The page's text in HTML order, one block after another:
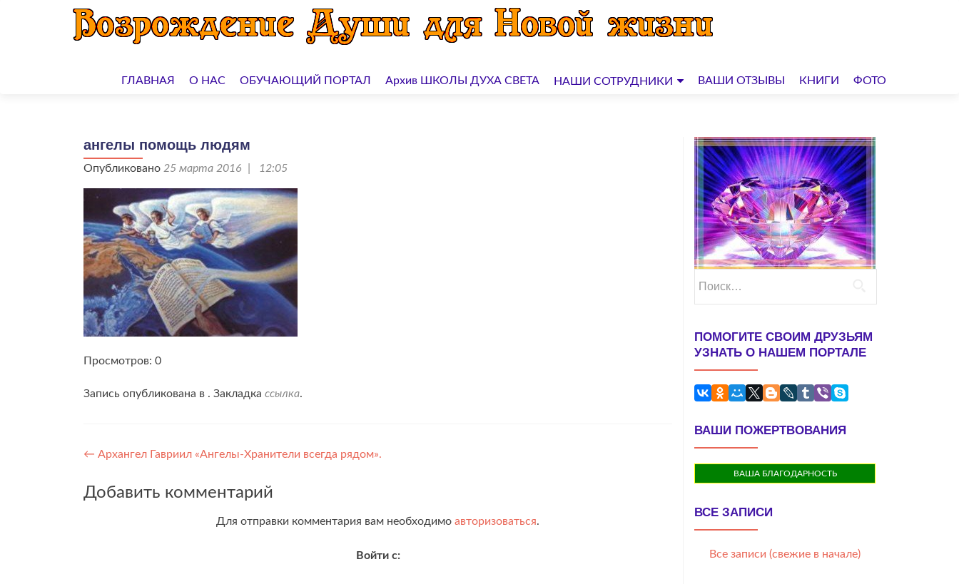
кГЛАВНАЯ О НАС ОБУЧАЮЩИЙ ПОРТАЛ Архив ШКОЛЫ ДУХА СВЕТА НАШИ СОТРУДНИКИ ВАШИ ОТЗЫВЫ КНИГИ ФОТО
ангелы помощь людям
Опубликовано 25 марта 2016 | 12:05
Просмотров: 0
Запись опубликована в . Закладка ссылка.
Навигация
по
записям
← Архангел Гавриил «Ангелы-Хранители всегда рядом».
Добавить комментарий
Для отправки комментария вам необходимо авторизоваться.
Войти с:
ПОМОГИТЕ СВОИМ ДРУЗЬЯМ
УЗНАТЬ О НАШЕМ ПОРТАЛЕ
ВАШИ ПОЖЕРТВОВАНИЯ
ВАША БЛАГОДАРНОСТЬ
ВСЕ ЗАПИСИ
Все записи (свежие в начале)